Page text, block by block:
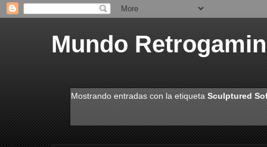
Mundo
Mostrando entradas con la etiquetaSculptured